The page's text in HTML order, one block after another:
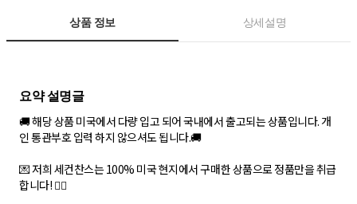
상품 정보 상세설명
요약 설명글
🚚 해당 상품 미국에서 다량 입고 되어 국내에서 출고되는 상품입니다. 개
인 통관부호 입력 하지 않으셔도 됩니다.🚚
💌 저희 세컨찬스는 100% 미국 현지에서 구매한 상품으로 정품만을 취급
합니다! ✋🏻